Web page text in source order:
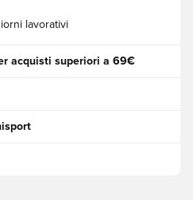
lavorativi
acquisti superiori a 69€